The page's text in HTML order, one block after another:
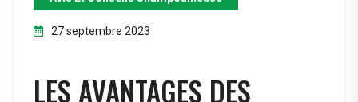
27 septembre 2023
LES AVANTAGES DES